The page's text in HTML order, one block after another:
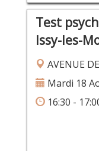
Test
Issy-les-
AVENUE
Mardi 18
16:30 -